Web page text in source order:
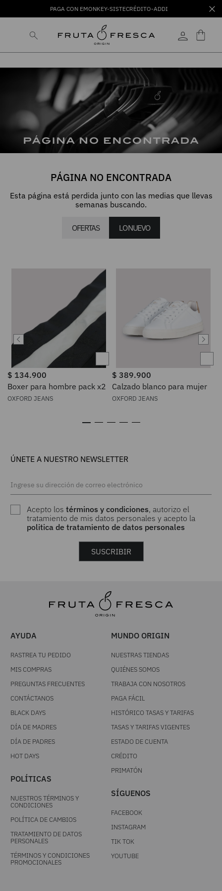
PAGA CON EMONKEY-SISTECRÉDITO-ADDI
PÁGINA NO ENCONTRADA
Esta página está perdida junto con las medias que llevas
semanas buscando.
OFERTAS LO NUEVO
$ 134.900
Boxer para hombre pack x2
OXFORD JEANS
$ 389.900
Calzado blanco para mujer
OXFORD JEANS
ÚNETE A NUESTRO NEWSLETTER
Acepto lostérminos y condiciones, autorizo el
tratamiento de mis datos personales y acepto la
politica de tratamiento de datos personales
SUSCRIBIR
AYUDA
RASTREA TU PEDIDO
MIS COMPRAS
PREGUNTAS FRECUENTES
CONTÁCTANOS
BLACK DAYS
DÍA DE MADRES
DÍA DE PADRES
HOT DAYS
POLÍTICAS
NUESTROS TÉRMINOS Y
CONDICIONES
POLÍTICA DE CAMBIOS
TRATAMIENTO DE DATOS
PERSONALES
TÉRMINOS Y CONDICIONES
PROMOCIONALES
MUNDO ORIGIN
NUESTRAS TIENDAS
QUIÉNES SOMOS
TRABAJA CON NOSOTROS
PAGA FÁCIL
HISTÓRICO TASAS Y TARIFAS
TASAS Y TARIFAS VIGENTES
ESTADO DE CUENTA
CRÉDITO
PRIMATÓN
SÍGUENOS
FACEBOOK
INSTAGRAM
TIK TOK
YOUTUBE